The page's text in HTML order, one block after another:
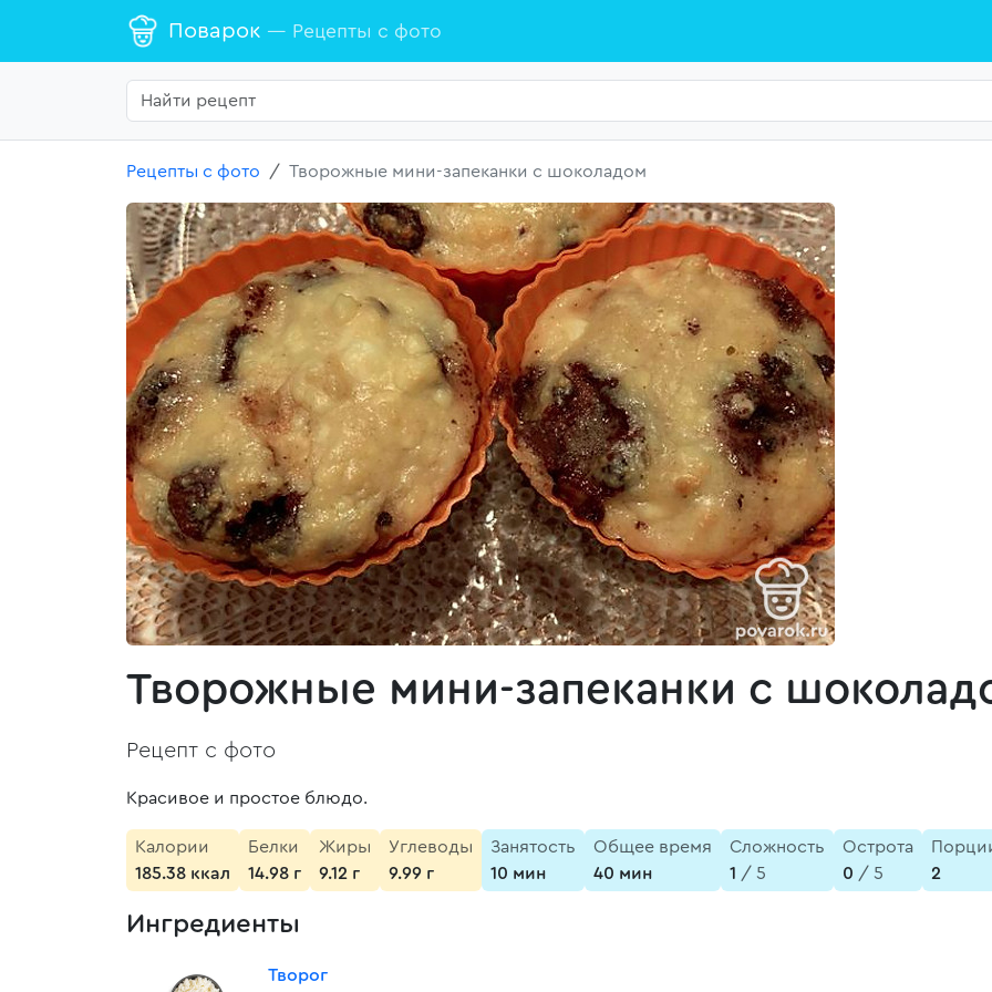
Поварок — Рецепты с фото
Рецепты с фото Творожные мини-запеканки с шоколадом
Творожные мини-запеканки с
Рецепт с фото
Красивое и простое блюдо.
Калории
185.38 ккал
Белки
14.98 г
Жиры
9.12 г
Углеводы
9.99 г
Занятость
10 мин
Общее время
40 мин
Сложность
1 / 5
Острота
0 / 5
2
Ингредиенты
Творог